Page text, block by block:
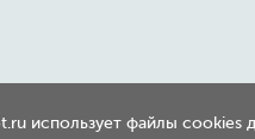
использует файлы cookies